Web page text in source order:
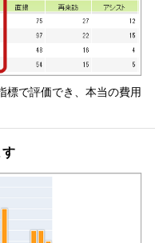
標で評価でき、本当の費用
す